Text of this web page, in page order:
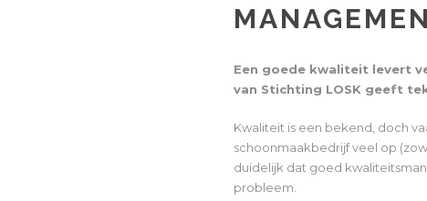
Een goede kwaliteit levert
van Stichting LOSK geeft
Kwaliteit is een bekend, doch
schoonmaakbedrijf veel op
duidelijk dat goed
probleem.